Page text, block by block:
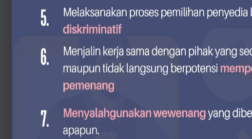
Informasi Peralatan
Konstruksi
Batching Plant,
Asphalt Mixing Plant
dan Alat Berat
Mitra Rantai Pasok